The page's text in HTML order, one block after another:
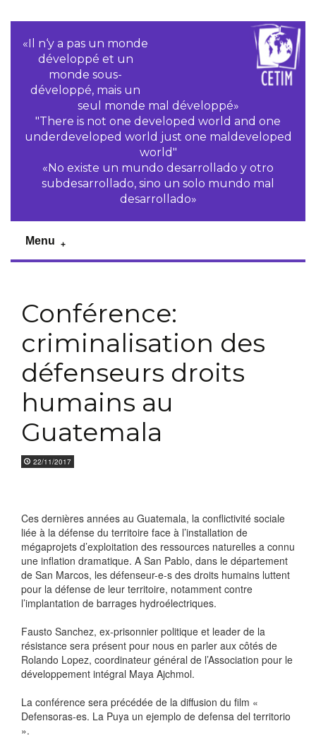
«Il n‘y a pas un monde
développé et un
monde sous-
développé, mais un
seul monde mal développé»
"There is not one developed world and one
underdeveloped world just one maldeveloped
world"
«No existe un mundo desarrollado y otro
subdesarrollado, sino un solo mundo mal
desarrollado»
Menu
Conférence:
criminalisation des
défenseurs droits
humains au
Guatemala
22/11/2017
Ces dernières années au Guatemala, la conflictivité sociale
liée à la défense du territoire face à l’installation de
mégaprojets d’exploitation des ressources naturelles a connu
une inflation dramatique. A San Pablo, dans le département
de San Marcos, les défenseur-e-s des droits humains luttent
pour la défense de leur territoire, notamment contre
l’implantation de barrages hydroélectriques.
Fausto Sanchez, ex-prisonnier politique et leader de la
résistance sera présent pour nous en parler aux côtés de
Rolando Lopez, coordinateur général de l’Association pour le
développement intégral Maya Ajchmol.
La conférence sera précédée de la diffusion du film «
Defensoras-es. La Puya un ejemplo de defensa del territorio
».